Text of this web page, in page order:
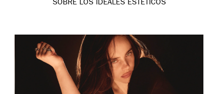
SOBRE LOS IDEALES ESTÉTICOS